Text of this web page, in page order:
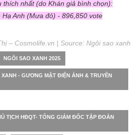
thích nhất (do Khán giả bình chọn):
Hạ Anh (Mưa đỏ) - 896,850 vote
– Cosmolife.vn | Source: Ngôi sao xanh
NGÔI SAO XANH 2025
- GƯƠNG MẶT ĐIỆN ẢNH & TRUYỀN
TỊCH HĐQT- TỔNG GIÁM ĐỐC TẬP ĐOÀN